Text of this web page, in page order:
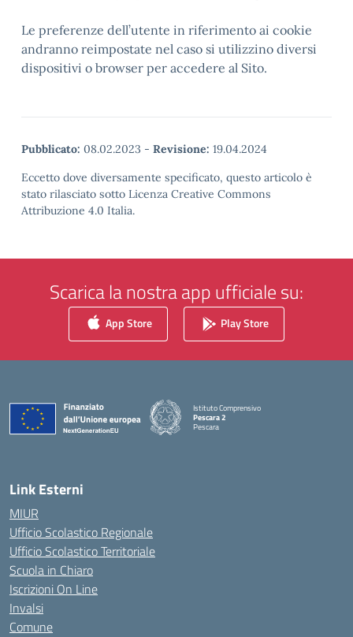
Le preferenze dell’utente in riferimento ai cookie
andranno reimpostate nel caso si utilizzino diversi
dispositivi o browser per accedere al Sito.
Pubblicato: 08.02.2023 - Revisione: 19.04.2024
Eccetto dove diversamente specificato, questo articolo è
stato rilasciato sotto Licenza Creative Commons
Attribuzione 4.0 Italia.
Scarica la nostra app ufficiale su:
App Store Play Store
Istituto Comprensivo
Pescara 2
Pescara
Link Esterni
MIUR
Ufficio Scolastico Regionale
Ufficio Scolastico Territoriale
Scuola in Chiaro
Iscrizioni On Line
Invalsi
Comune